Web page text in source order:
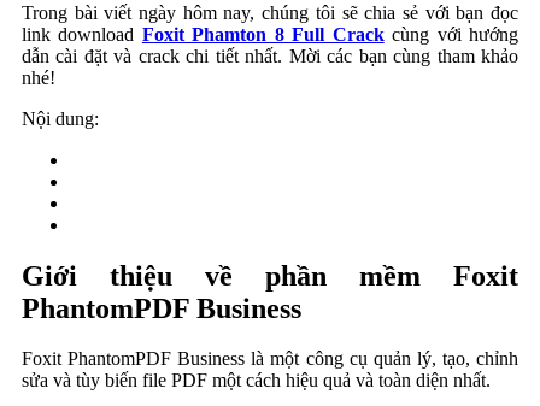
Trong bài viết ngày hôm nay, chúng tôi sẽ chia sẻ với bạn đọc
link download Foxit Phamton 8 Full Crackcùng với hướng
dẫn cài đặt và crack chi tiết nhất. Mời các bạn cùng tham khảo
nhé!
Nội dung:
Giới thiệu về phần mềm Foxit
PhantomPDF Business
Foxit PhantomPDF Business là một công cụ quản lý, tạo, chỉnh
sửa và tùy biến file PDF một cách hiệu quả và toàn diện nhất.